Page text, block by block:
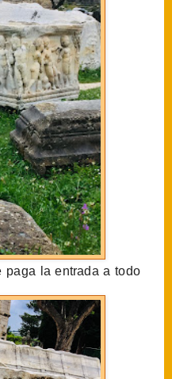
paga la entrada a todo